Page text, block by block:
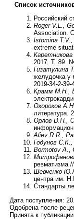
Список
Российский
Roger V.L.,
Association.
Istomina
extreme
2017. Т. 89.
Гизатулина
желудочка у
2019-34-2-39-
Крамм М.Н.,
Окороков А.Н.
литература.
Орлов В.Н.,
Aliev R.R.,
Годунов
Bormotov A.,
ревматизма
Шевченко
центра им.
Стандарты
Дата поступления:
Одобрена после
Принята к